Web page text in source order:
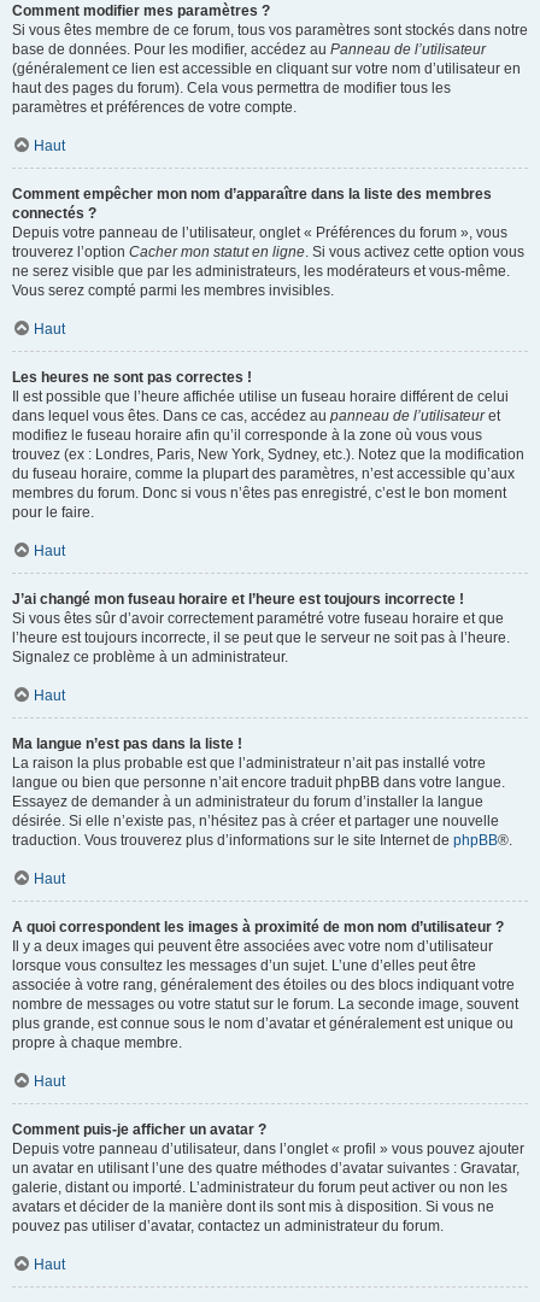
Comment modifier mes paramètres ?
Si vous êtes membre de ce forum, tous vos paramètres sont stockés dans notre
base de données. Pour les modifier, accédez au Panneau de l’utilisateur
(généralement ce lien est accessible en cliquant sur votre nom d’utilisateur en
haut des pages du forum). Cela vous permettra de modifier tous les
paramètres et préférences de votre compte.
Haut
Comment empêcher mon nom d’apparaître dans la liste des membres
connectés ?
Depuis votre panneau de l’utilisateur, onglet « Préférences du forum », vous
trouverez l’option Cacher mon statut en ligne . Si vous activez cette option vous
ne serez visible que par les administrateurs, les modérateurs et vous-même.
Vous serez compté parmi les membres invisibles.
Haut
Les heures ne sont pas correctes !
Il est possible que l’heure affichée utilise un fuseau horaire différent de celui
dans lequel vous êtes. Dans ce cas, accédez au panneau de l’utilisateuret
modifiez le fuseau horaire afin qu’il corresponde à la zone où vous vous
trouvez (ex : Londres, Paris, New York, Sydney, etc.). Notez que la modification
du fuseau horaire, comme la plupart des paramètres, n’est accessible qu’aux
membres du forum. Donc si vous n’êtes pas enregistré, c’est le bon moment
pour le faire.
Haut
J’ai changé mon fuseau horaire et l’heure est toujours incorrecte !
Si vous êtes sûr d’avoir correctement paramétré votre fuseau horaire et que
l’heure est toujours incorrecte, il se peut que le serveur ne soit pas à l’heure.
Signalez ce problème à un administrateur.
Haut
Ma langue n’est pas dans la liste !
La raison la plus probable est que l’administrateur n’ait pas installé votre
langue ou bien que personne n’ait encore traduit phpBB dans votre langue.
Essayez de demander à un administrateur du forum d’installer la langue
désirée. Si elle n’existe pas, n’hésitez pas à créer et partager une nouvelle
traduction. Vous trouverez plus d’informations sur le site Internet de phpBB®.
Haut
A quoi correspondent les images à proximité de mon nom d’utilisateur ?
Il y a deux images qui peuvent être associées avec votre nom d’utilisateur
lorsque vous consultez les messages d’un sujet. L’une d’elles peut être
associée à votre rang, généralement des étoiles ou des blocs indiquant votre
nombre de messages ou votre statut sur le forum. La seconde image, souvent
plus grande, est connue sous le nom d’avatar et généralement est unique ou
propre à chaque membre.
Haut
Comment puis-je afficher un avatar ?
Depuis votre panneau d’utilisateur, dans l’onglet « profil » vous pouvez ajouter
un avatar en utilisant l’une des quatre méthodes d’avatar suivantes : Gravatar,
galerie, distant ou importé. L’administrateur du forum peut activer ou non les
avatars et décider de la manière dont ils sont mis à disposition. Si vous ne
pouvez pas utiliser d’avatar, contactez un administrateur du forum.
Haut